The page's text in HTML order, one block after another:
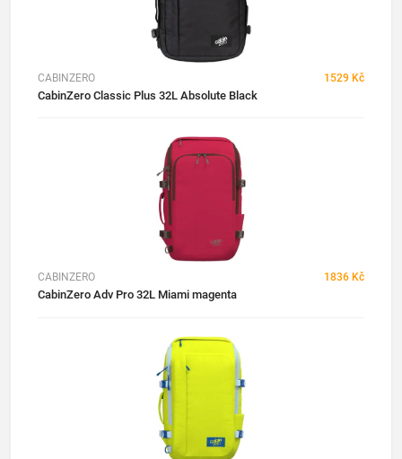
CABINZERO 1529 Kč
CabinZero Classic Plus 32L Absolute Black
CABINZERO 1836 Kč
CabinZero Adv Pro 32L Miami magenta